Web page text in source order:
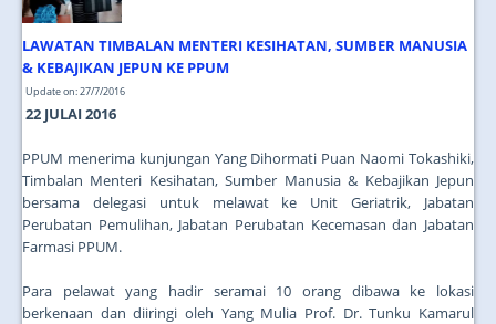
LAWATAN TIMBALAN MENTERI KESIHATAN, SUMBER MANUSIA
& KEBAJIKAN JEPUN KE PPUM
Update on: 27/7/2016
22 JULAI 2016
PPUM menerima kunjungan Yang Dihormati Puan Naomi Tokashiki,
Timbalan Menteri Kesihatan, Sumber Manusia & Kebajikan Jepun
bersama delegasi untuk melawat ke Unit Geriatrik, Jabatan
Perubatan Pemulihan, Jabatan Perubatan Kecemasan dan Jabatan
Farmasi PPUM.
Para pelawat yang hadir seramai 10 orang dibawa ke lokasi
berkenaan dan diiringi oleh Yang Mulia Prof. Dr. Tunku Kamarul